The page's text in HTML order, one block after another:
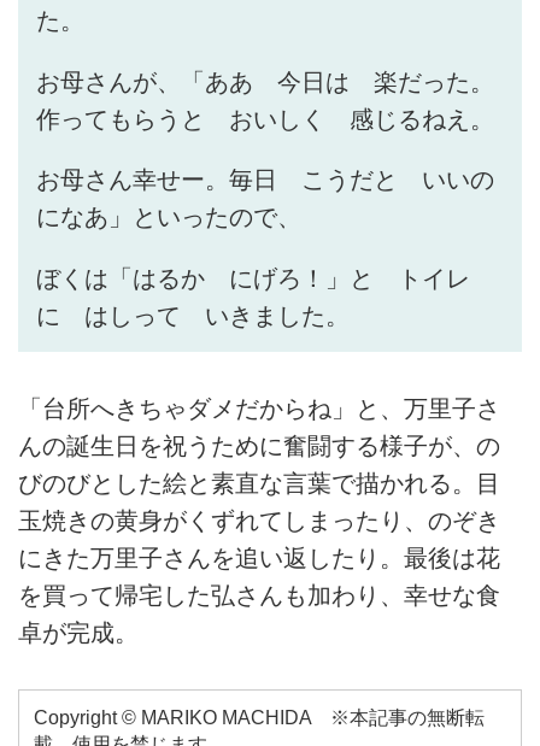
た。
お母さんが、「ああ 今日は 楽だった。
作ってもらうと おいしく 感じるねえ。
お母さん幸せー。毎日 こうだと いいの
になあ」といったので、
ぼくは「はるか にげろ！」と トイレ
に はしって いきました。
「台所へきちゃダメだからね」と、万里子さ
んの誕生日を祝うために奮闘する様子が、の
びのびとした絵と素直な言葉で描かれる。目
玉焼きの黄身がくずれてしまったり、のぞき
にきた万里子さんを追い返したり。最後は花
を買って帰宅した弘さんも加わり、幸せな食
卓が完成。
Copyright © MARIKO MACHIDA ※本記事の無断転